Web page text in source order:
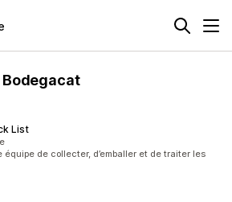
List
équipe de collecter, d’emballer et de traiter les